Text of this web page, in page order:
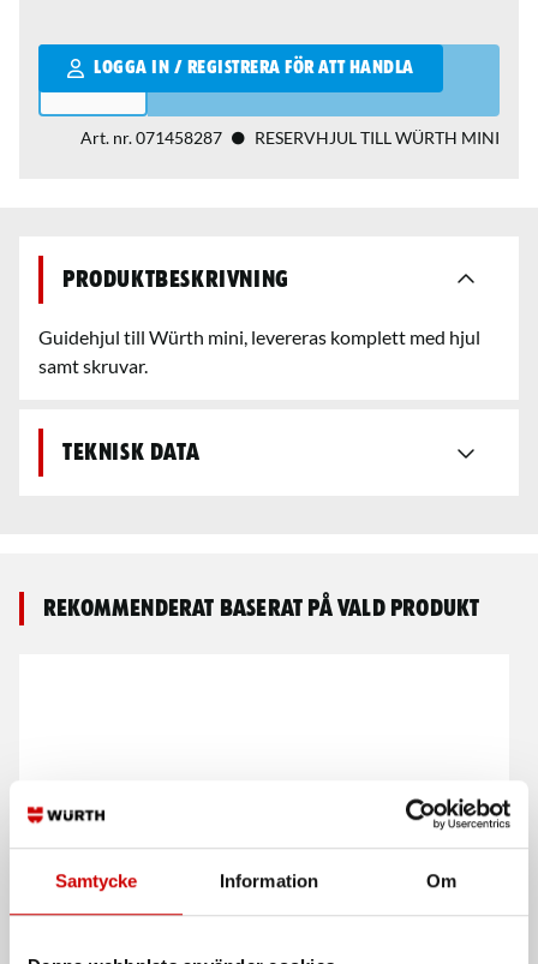
Samtycke Information Om
LOGGA IN / REGISTRERA FÖR ATT HANDLA
Qantity
Art. nr.071458287 RESERVHJUL TILL WÜRTH MINI
Produktbeskrivning
Guidehjul till Würth mini, levereras komplett med hjul
samt skruvar.
Teknisk data
Rekommenderat baserat på vald produkt
Drivtapp 1/4"
1/4" tapp till Würth Mini
Sugkopp samt pump
Passar Würth Mini